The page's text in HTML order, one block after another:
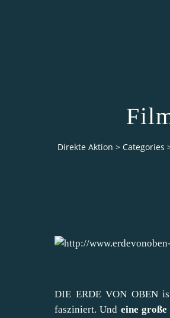
Direkte Aktion > Categories
DIE ERDE VON OBEN
fasziniert. Und eine